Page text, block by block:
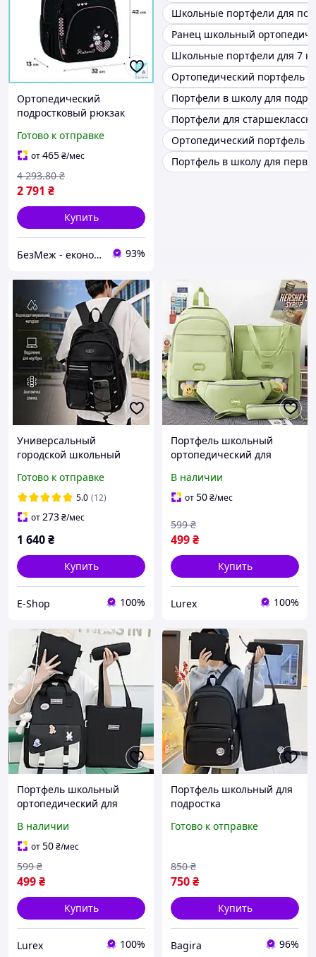
Ортопедический
подростковый рюкзак
вместительный
школьный портфель для
девочек ранец Гал1
Готово к отправке
от465₴/мес
2 791 ₴
4 293.80 ₴
Купить
БезМеж - економія поруч! 93%
Школьные портфели для
Ранец школьный
Школьные портфели для 7
Ортопедический портфель
Портфели в школу для
Портфели для
Ортопедический портфель
Портфель в школу для
Универсальный
городской школьный
подростковый портфель
для школы Черный
Готово к отправке
5.0 (12)
от273₴/мес
1 640₴
Купить
E-Shop 100%
Портфель школьный
ортопедический для
вместительный
подростковый рюкзак
В наличии
от50₴/мес
499₴
599 ₴
Купить
Lurex 100%
Портфель школьный
ортопедический для
плотный рюкзак
подростковый черный 1-
11 класс
В наличии
от50₴/мес
499₴
599 ₴
Купить
Lurex 100%
Портфель школьный для
подростка
4в1 набор плотный
11 класс
Готово к отправке
750₴
850 ₴
Купить
Bagira 96%